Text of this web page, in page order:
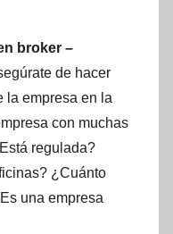
broker –
de hacer
la empresa en la
con muchas
regulada?
¿Cuánto
una empresa